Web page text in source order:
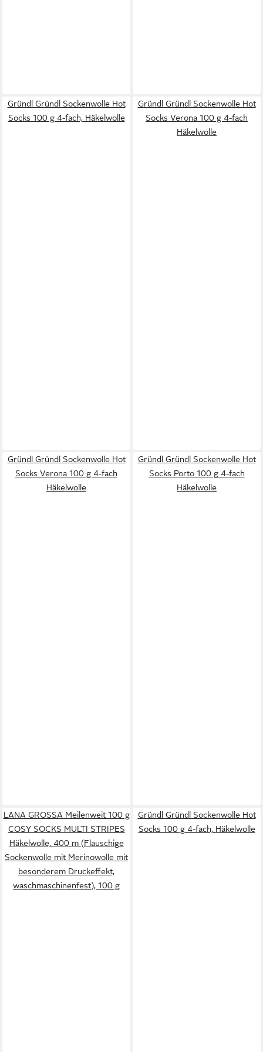
Gründl Gründl Sockenwolle Hot
Socks 100 g 4-fach, Häkelwolle
Gründl Gründl Sockenwolle Hot
Socks Verona 100 g 4-fach
Häkelwolle
Gründl Gründl Sockenwolle Hot
Socks Verona 100 g 4-fach
Häkelwolle
Gründl Gründl Sockenwolle Hot
Socks Porto 100 g 4-fach
Häkelwolle
LANA GROSSA Meilenweit 100 g
COSY SOCKS MULTI STRIPES
Häkelwolle, 400 m (Flauschige
Sockenwolle mit Merinowolle mit
besonderem Druckeffekt,
waschmaschinenfest), 100 g
Gründl Gründl Sockenwolle Hot
Socks 100 g 4-fach, Häkelwolle